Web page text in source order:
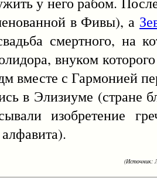
в Фивы), а
смертного, на
внуком
вместе с Гармонией
в Элизиуме (стране
изобретение
(Источник: